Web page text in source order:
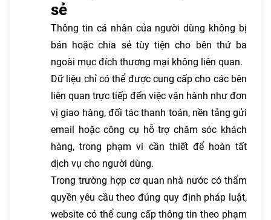
sẻ
Thông tin cá nhân của người dùng không bị
bán hoặc chia sẻ tùy tiện cho bên thứ ba
ngoài mục đích thương mại không liên quan.
Dữ liệu chỉ có thể được cung cấp cho các bên
liên quan trực tiếp đến việc vận hành như đơn
vị giao hàng, đối tác thanh toán, nền tảng gửi
email hoặc công cụ hỗ trợ chăm sóc khách
hàng, trong phạm vi cần thiết để hoàn tất
dịch vụ cho người dùng.
Trong trường hợp cơ quan nhà nước có thẩm
quyền yêu cầu theo đúng quy định pháp luật,
website có thể cung cấp thông tin theo phạm